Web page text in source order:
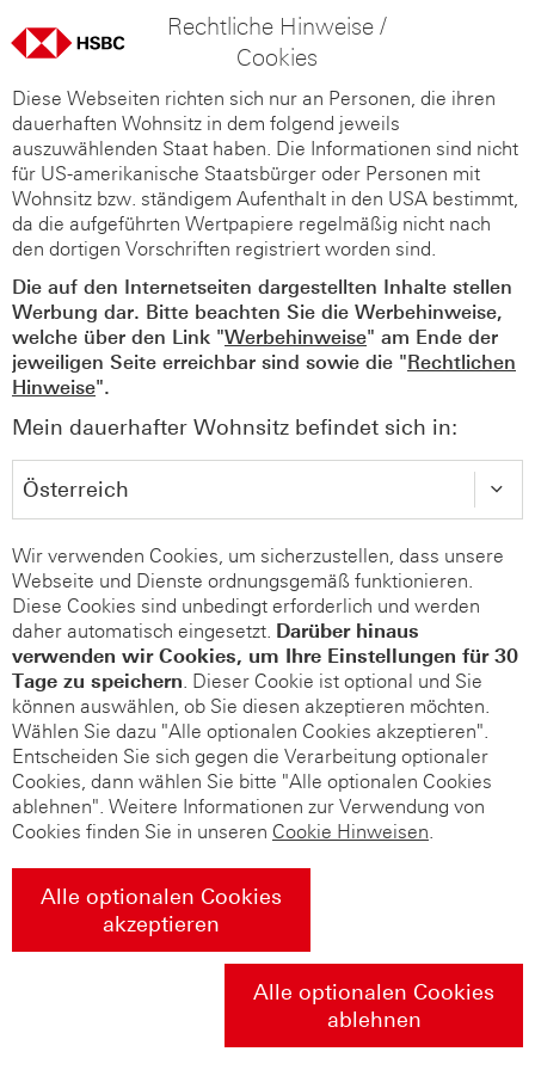
Rechtliche Hinweise /
Cookies
Diese Webseiten richten sich nur an Personen, die ihren
dauerhaften Wohnsitz in dem folgend jeweils
auszuwählenden Staat haben. Die Informationen sind nicht
für US-amerikanische Staatsbürger oder Personen mit
Wohnsitz bzw. ständigem Aufenthalt in den USA bestimmt,
da die aufgeführten Wertpapiere regelmäßig nicht nach
den dortigen Vorschriften registriert worden sind.
Die auf den Internetseiten dargestellten Inhalte stellen
Werbung dar. Bitte beachten Sie die Werbehinweise,
welche über den Link "Werbehinweise" am Ende der
jeweiligen Seite erreichbar sind sowie die "Rechtlichen
Hinweise".
Mein dauerhafter Wohnsitz befindet sich in:
Wir verwenden Cookies, um sicherzustellen, dass unsere
Webseite und Dienste ordnungsgemäß funktionieren.
Diese Cookies sind unbedingt erforderlich und werden
daher automatisch eingesetzt. Darüber hinaus
verwenden wir Cookies, um Ihre Einstellungen für 30
Tage zu speichern. Dieser Cookie ist optional und Sie
können auswählen, ob Sie diesen akzeptieren möchten.
Wählen Sie dazu "Alle optionalen Cookies akzeptieren".
Entscheiden Sie sich gegen die Verarbeitung optionaler
Cookies, dann wählen Sie bitte "Alle optionalen Cookies
ablehnen". Weitere Informationen zur Verwendung von
Cookies finden Sie in unseren Cookie Hinweisen.
Alle optionalen Cookies
akzeptieren
Alle optionalen Cookies
ablehnen